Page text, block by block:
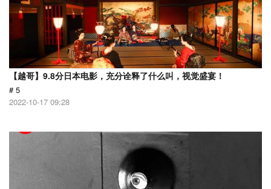
【越哥】9.8分日本电影，充分诠释了什么叫，视觉盛宴！
# 5
2022-10-17 09:28